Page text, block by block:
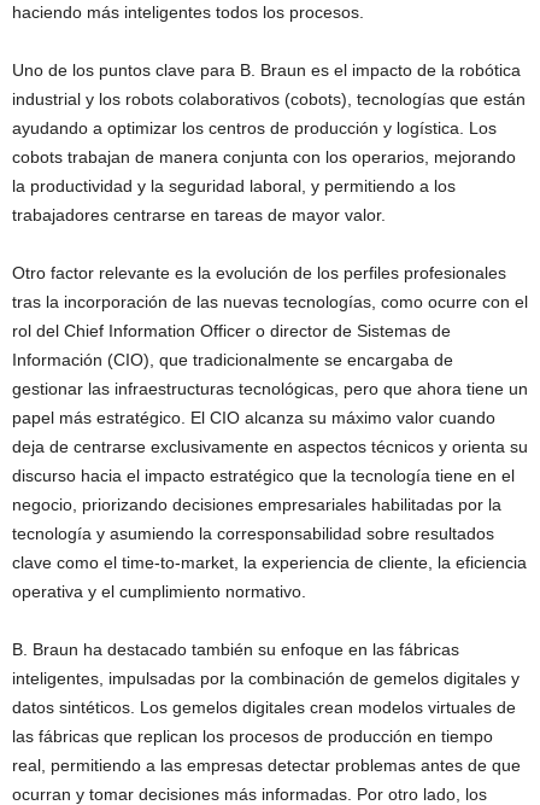
haciendo más inteligentes todos los procesos.
Uno de los puntos clave para B. Braun es el impacto de la robótica
industrial y los robots colaborativos (cobots), tecnologías que están
ayudando a optimizar los centros de producción y logística. Los
cobots trabajan de manera conjunta con los operarios, mejorando
la productividad y la seguridad laboral, y permitiendo a los
trabajadores centrarse en tareas de mayor valor.
Otro factor relevante es la evolución de los perfiles profesionales
tras la incorporación de las nuevas tecnologías, como ocurre con el
rol del Chief Information Officer o director de Sistemas de
Información (CIO), que tradicionalmente se encargaba de
gestionar las infraestructuras tecnológicas, pero que ahora tiene un
papel más estratégico. El CIO alcanza su máximo valor cuando
deja de centrarse exclusivamente en aspectos técnicos y orienta su
discurso hacia el impacto estratégico que la tecnología tiene en el
negocio, priorizando decisiones empresariales habilitadas por la
tecnología y asumiendo la corresponsabilidad sobre resultados
clave como el time-to-market, la experiencia de cliente, la eficiencia
operativa y el cumplimiento normativo.
B. Braun ha destacado también su enfoque en las fábricas
inteligentes, impulsadas por la combinación de gemelos digitales y
datos sintéticos. Los gemelos digitales crean modelos virtuales de
las fábricas que replican los procesos de producción en tiempo
real, permitiendo a las empresas detectar problemas antes de que
ocurran y tomar decisiones más informadas. Por otro lado, los